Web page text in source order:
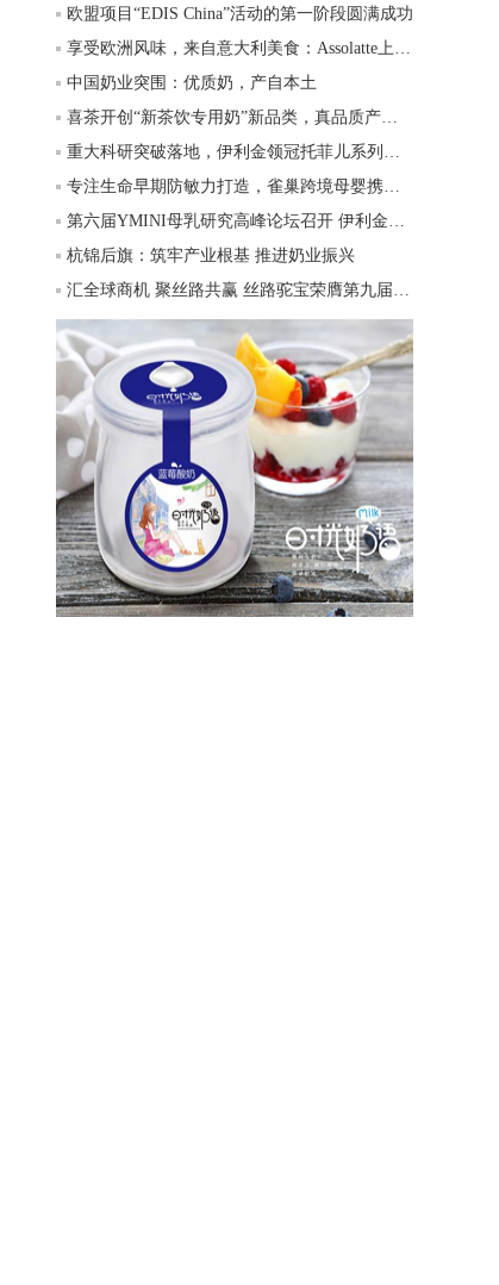
欧盟项目“EDIS China”活动的第一阶段圆满成功
享受欧洲风味，来自意大利美食：Assolatte上海研讨会精彩举办
中国奶业突围：优质奶，产自本土
喜茶开创“新茶饮专用奶”新品类，真品质产品创新乳品消费新方式
重大科研突破落地，伊利金领冠托菲儿系列震撼首发
专注生命早期防敏力打造，雀巢跨境母婴携手行业共创低敏赛道新未来
第六届YMINI母乳研究高峰论坛召开 伊利金领冠领航行业创新发展
杭锦后旗：筑牢产业根基 推进奶业振兴
汇全球商机 聚丝路共赢 丝路驼宝荣膺第九届丝博会独家战略合作商旗下品牌，定义全球驼乳新标杆